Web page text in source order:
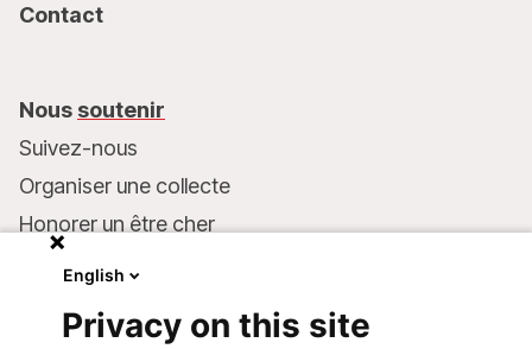
Contact
Nous soutenir
Suivez-nous
Organiser une collecte
Honorer un être cher
Faire un don
English
Privacy on this site